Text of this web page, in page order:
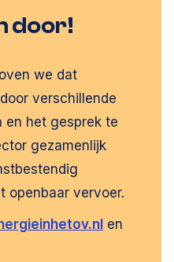
door!
we dat
verschillende
en het gesprek te
gezamenlijk
openbaar vervoer.
en